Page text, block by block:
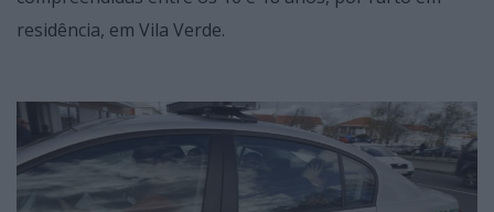
residência, em Vila Verde.